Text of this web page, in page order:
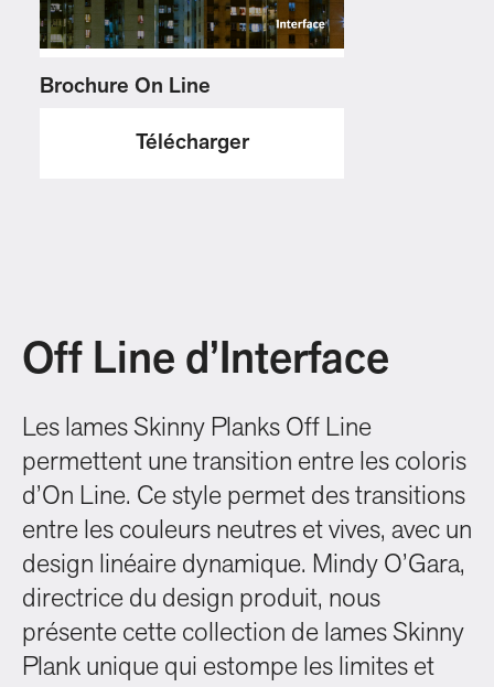
Brochure On Line
Télécharger
Off Line d’Interface
Les lames Skinny Planks Off Line
permettent une transition entre les coloris
d’On Line. Ce style permet des transitions
entre les couleurs neutres et vives, avec un
design linéaire dynamique. Mindy O’Gara,
directrice du design produit, nous
présente cette collection de lames Skinny
Plank unique qui estompe les limites et